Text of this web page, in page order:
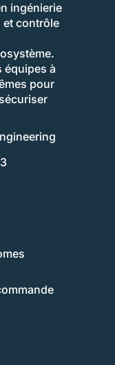
ingénierie
et contrôle
équipes à
pour